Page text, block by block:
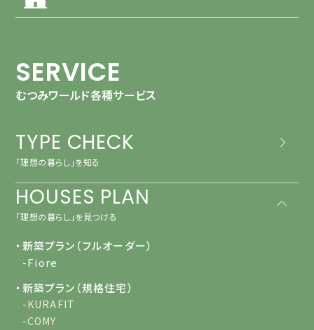
SERVICE
むつみワールド各種サービス
TYPE CHECK
「理想の暮らし」を知る
HOUSES PLAN
「理想の暮らし」を見つける
・新築プラン（フルオーダー）
-Fiore
・新築プラン（規格住宅）
-KURAFIT
-COMY